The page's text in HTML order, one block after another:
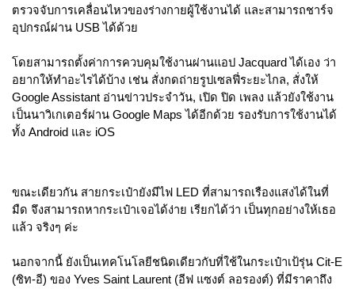
ตรวจจับการเคลื่อนไหวของร่างกายผู้ใช้งานได้ และสามารถชาร์จ
อุปกรณ์ผ่าน USB ได้ด้วย
โดยสามารถตั้งค่าการควบคุมใช้งานผ่านแอป Jacquard ได้เอง ว่า
อยากให้ทำอะไรได้บ้าง เช่น สั่งกดถ่ายรูปเซลฟี่ระยะไกล, สั่งให้
Google Assistant อ่านข่าวประจำวัน, เปิด ปิด เพลง แล้วยังใช้งาน
เป็นนาวิเกเตอร์ผ่าน Google Maps ได้อีกด้วย รองรับการใช้งานได้
ทั้ง Android และ iOS
ขณะเดียวกัน สายกระเป๋ายังมีไฟ LED ที่สามารถเรืองแสงได้ในที่
มืด จึงสามารถหากระเป๋าเจอได้ง่าย เรียกได้ว่า เป็นทุกอย่างให้เธอ
แล้ว จริงๆ ค่ะ
นอกจากนี้ ยังเป็นเทคโนโลยีชนิดเดียวกับที่ใช้ในกระเป๋าเป้รุ่น Cit-E
(ซิท-อี) ของ Yves Saint Laurent (อีฟ แซงต์ ลอรองต์) ที่มีราคาถึง